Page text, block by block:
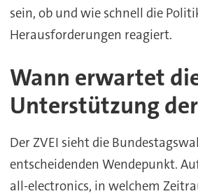
sein, ob und wie schnell die
Herausforderungen reagiert.
Wann erwartet
Unterstützung
Der ZVEI sieht die
entscheidenden Wendepunkt.
all-electronics, in welchem